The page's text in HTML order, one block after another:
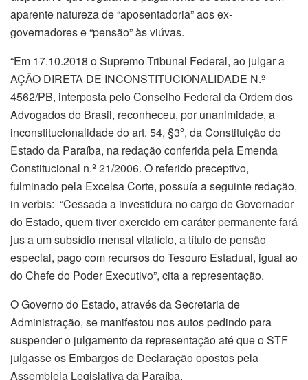
aparente natureza de “aposentadoria” aos ex-
governadores e “pensão” às viúvas.
“Em 17.10.2018 o Supremo Tribunal Federal, ao julgar a
AÇÃO DIRETA DE INCONSTITUCIONALIDADE N.º
4562/PB, interposta pelo Conselho Federal da Ordem dos
Advogados do Brasil, reconheceu, por unanimidade, a
inconstitucionalidade do art. 54, §3º, da Constituição do
Estado da Paraíba, na redação conferida pela Emenda
Constitucional n.º 21/2006. O referido preceptivo,
fulminado pela Excelsa Corte, possuía a seguinte redação,
in verbis: “Cessada a investidura no cargo de Governador
do Estado, quem tiver exercido em caráter permanente fará
jus a um subsídio mensal vitalício, a título de pensão
especial, pago com recursos do Tesouro Estadual, igual ao
do Chefe do Poder Executivo”, cita a representação.
O Governo do Estado, através da Secretaria de
Administração, se manifestou nos autos pedindo para
suspender o julgamento da representação até que o STF
julgasse os Embargos de Declaração opostos pela
Assembleia Legislativa da Paraíba.